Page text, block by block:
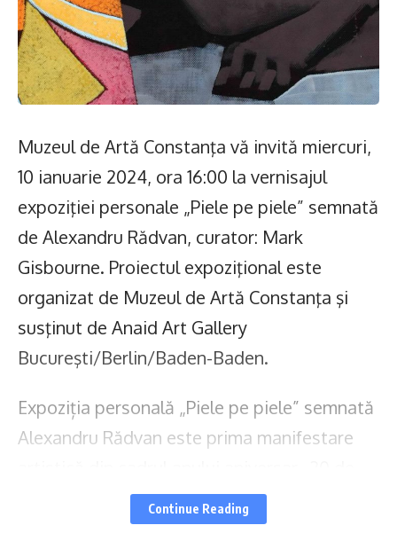
Muzeul de Artă Constanţa vă invită miercuri,
10 ianuarie 2024, ora 16:00 la vernisajul
expoziţiei personale „Piele pe piele” semnată
de Alexandru Rădvan, curator: Mark
Gisbourne. Proiectul expoziţional este
organizat de Muzeul de Artă Constanţa şi
susţinut de Anaid Art Gallery
Bucureşti/Berlin/Baden-Baden.
Expoziția personală „Piele pe piele” semnată
Alexandru Rădvan este prima manifestare
ani de Anaid Art Gallery 2004 – 2024″. După
fiecare zece ani am făcut o schimbare în
Continue Reading